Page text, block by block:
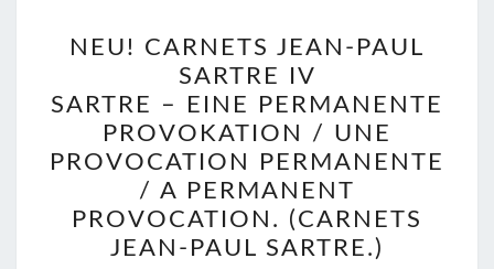
CARNETS
JEAN-
PAUL
SARTRE
IV
SARTRE
–
EINE
NEU! CARNETS JEAN-PAUL
SARTRE IV
SARTRE – EINE PERMANENTE
PROVOKATION / UNE
PROVOCATION PERMANENTE
/ A PERMANENT
PROVOCATION. (CARNETS
JEAN-PAUL SARTRE.)